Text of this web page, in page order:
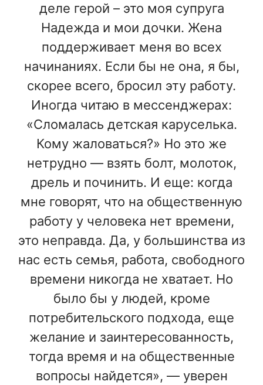
деле герой – это моя супруга
Надежда и мои дочки. Жена
поддерживает меня во всех
начинаниях. Если бы не она, я бы,
скорее всего, бросил эту работу.
Иногда читаю в мессенджерах:
«Сломалась детская каруселька.
Кому жаловаться?» Но это же
нетрудно — взять болт, молоток,
дрель и починить. И еще: когда
мне говорят, что на общественную
работу у человека нет времени,
это неправда. Да, у большинства из
нас есть семья, работа, свободного
времени никогда не хватает. Но
было бы у людей, кроме
потребительского подхода, еще
желание и заинтересованность,
тогда время и на общественные
вопросы найдется», — уверен